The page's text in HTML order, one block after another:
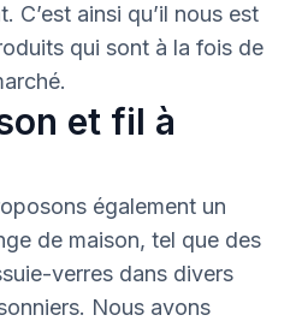
C’est ainsi qu’il nous est
qui sont à la fois de
et fil à
également un
de maison, tel que des
verres dans divers
Nous avons